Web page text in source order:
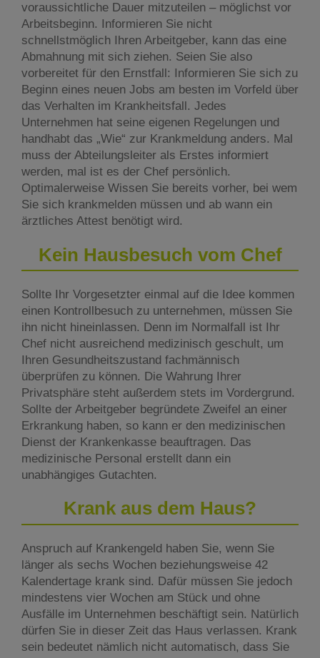
voraussichtliche Dauer mitzuteilen – möglichst vor
Arbeitsbeginn. Informieren Sie nicht
schnellstmöglich Ihren Arbeitgeber, kann das eine
Abmahnung mit sich ziehen. Seien Sie also
vorbereitet für den Ernstfall: Informieren Sie sich zu
Beginn eines neuen Jobs am besten im Vorfeld über
das Verhalten im Krankheitsfall. Jedes
Unternehmen hat seine eigenen Regelungen und
handhabt das „Wie“ zur Krankmeldung anders. Mal
muss der Abteilungsleiter als Erstes informiert
werden, mal ist es der Chef persönlich.
Optimalerweise Wissen Sie bereits vorher, bei wem
Sie sich krankmelden müssen und ab wann ein
ärztliches Attest benötigt wird.
Kein Hausbesuch vom Chef
Sollte Ihr Vorgesetzter einmal auf die Idee kommen
einen Kontrollbesuch zu unternehmen, müssen Sie
ihn nicht hineinlassen. Denn im Normalfall ist Ihr
Chef nicht ausreichend medizinisch geschult, um
Ihren Gesundheitszustand fachmännisch
überprüfen zu können. Die Wahrung Ihrer
Privatsphäre steht außerdem stets im Vordergrund.
Sollte der Arbeitgeber begründete Zweifel an einer
Erkrankung haben, so kann er den medizinischen
Dienst der Krankenkasse beauftragen. Das
medizinische Personal erstellt dann ein
unabhängiges Gutachten.
Krank aus dem Haus?
Anspruch auf Krankengeld haben Sie, wenn Sie
länger als sechs Wochen beziehungsweise 42
Kalendertage krank sind. Dafür müssen Sie jedoch
mindestens vier Wochen am Stück und ohne
Ausfälle im Unternehmen beschäftigt sein. Natürlich
dürfen Sie in dieser Zeit das Haus verlassen. Krank
sein bedeutet nämlich nicht automatisch, dass Sie